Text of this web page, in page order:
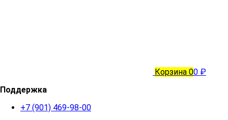
Корзина 00 ₽
Поддержка
+7 (901) 469-98-00